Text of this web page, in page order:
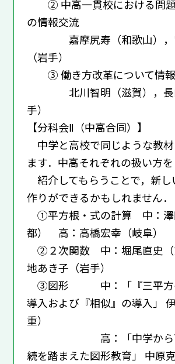
② 中高一貫校における問題
の情報交流
嘉摩尻寿（和歌山），
（岩手）
③ 働き方改革について
北川智明（滋賀），長
手）
【分科会Ⅱ（中高合同）】
中学と高校で同じような教
ます．中高それぞれの扱い方を
紹介してもらうことで，新
作りができるかもしれません．
①平方根・式の計算 中：澤
都） 高：高橋宏幸（岐阜）
②２次関数 中：堀尾直史（
地あき子（岩手）
③図形 中：「『三平方
導入および『相似』の導入」
重）
高：「中学から高
続を踏まえた図形教育」 中原克